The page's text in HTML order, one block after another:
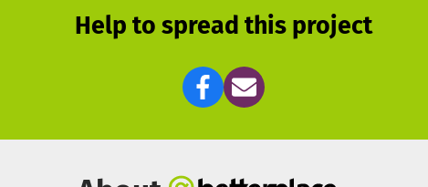
Help to spread this project